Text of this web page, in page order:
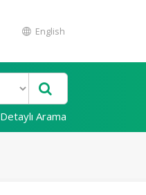
English
Detaylı Arama